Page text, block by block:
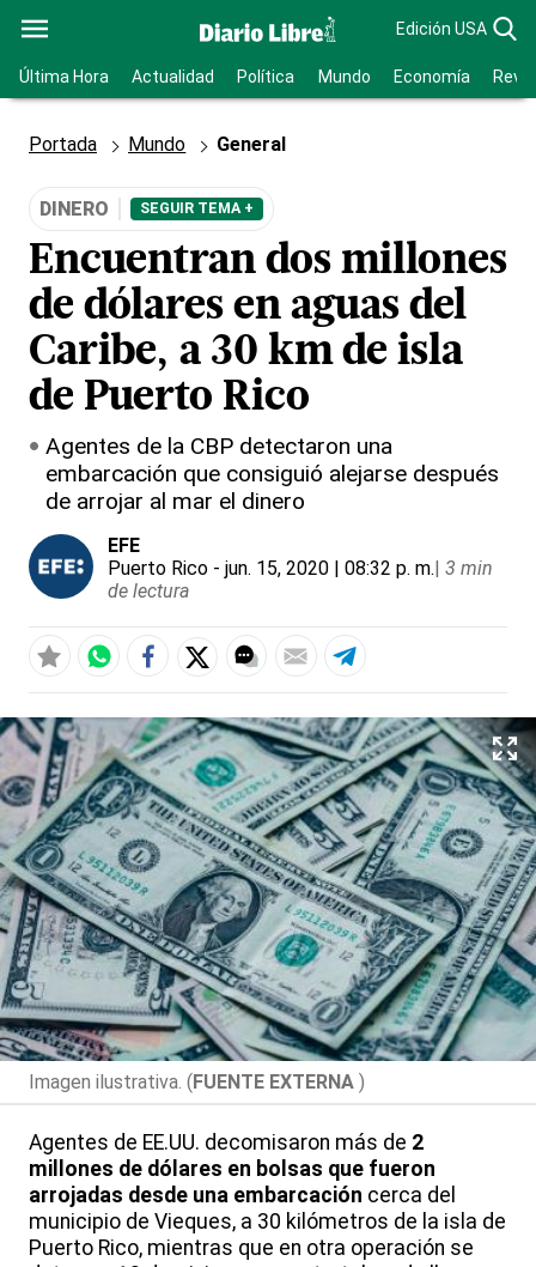
Edición USA
Última Hora Actualidad Política Mundo Economía
Portada Mundo General
DINERO SEGUIR TEMA +
Encuentran dos millones
de dólares en aguas del
Caribe, a 30 km de isla
de Puerto Rico
Agentes de la CBP detectaron una
embarcación que consiguió alejarse después
de arrojar al mar el dinero
EFE
Puerto Rico - jun. 15, 2020 | 08:32 p. m.| 3 min
de lectura
Imagen ilustrativa. (FUENTE EXTERNA )
Agentes de EE.UU. decomisaron más de 2
millones de dólares en bolsas que fueron
arrojadas desde una embarcación cerca del
municipio de Vieques, a 30 kilómetros de la isla de
Puerto Rico, mientras que en otra operación se